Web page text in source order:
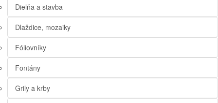
Dielňa a stavba
Dlaždice, mozaiky
Fóliovníky
Fontány
Grily a krby